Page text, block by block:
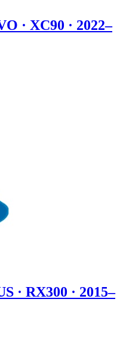
· XC90 · 2022–
· RX300 · 2015–